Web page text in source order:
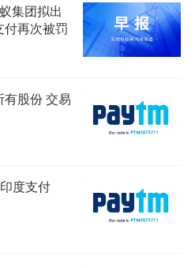
集团拟出
再次被罚
股份 交易
度支付